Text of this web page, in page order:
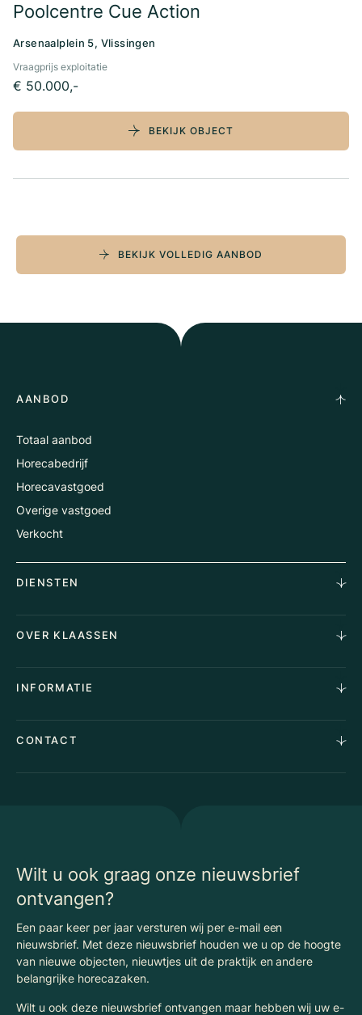
Poolcentre Cue Action
Arsenaalplein 5, Vlissingen
Vraagprijs exploitatie
€ 50.000,-
BEKIJK OBJECT
BEKIJK VOLLEDIG AANBOD
AANBOD
Totaal aanbod
Horecabedrijf
Horecavastgoed
Overige vastgoed
Verkocht
DIENSTEN
Aankoopopdracht
Stille verkoop
Taxaties
Advies
OVER KLAASSEN
Waarom Klaassen
Vacatures
Algemene voorwaarden
INFORMATIE
Vergunningen
CONTACT
Wilt u ook graag onze nieuwsbrief
ontvangen?
Een paar keer per jaar versturen wij per e-mail een
nieuwsbrief. Met deze nieuwsbrief houden we u op de hoogte
van nieuwe objecten, nieuwtjes uit de praktijk en andere
belangrijke horecazaken.
Wilt u ook deze nieuwsbrief ontvangen maar hebben wij uw e-